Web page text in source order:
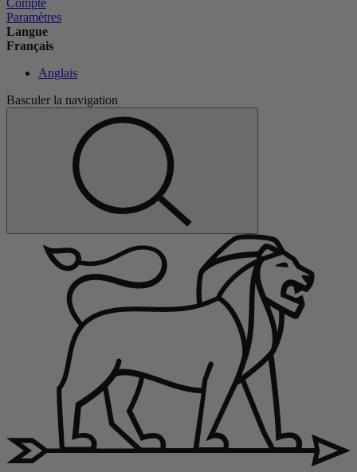
Compte
Paramètres
Langue
Français
Anglais
Basculer la navigation